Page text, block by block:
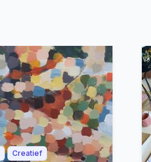
Creatief